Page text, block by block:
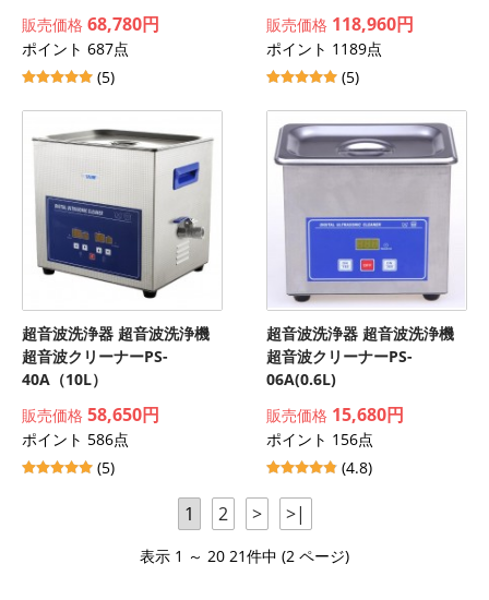
販売価格 68,780円
ポイント 687点
(5)
販売価格 118,960円
ポイント 1189点
(5)
超音波洗浄器 超音波洗浄機
超音波クリーナーPS-
40A（10L）
販売価格 58,650円
ポイント 586点
(5)
超音波洗浄器 超音波洗浄機
超音波クリーナーPS-
06A(0.6L)
販売価格 15,680円
ポイント 156点
(4.8)
1 2 > >|
表示 1 ～ 20 21件中 (2 ページ)